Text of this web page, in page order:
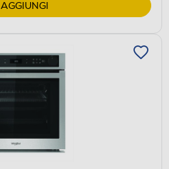
AGGIUNGI